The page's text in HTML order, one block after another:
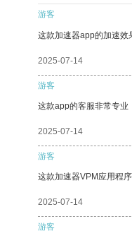
游客
这款加速器app的加速效
2025-07-14
游客
这款app的客服非常专业
2025-07-14
游客
这款加速器VPM应用程
2025-07-14
游客